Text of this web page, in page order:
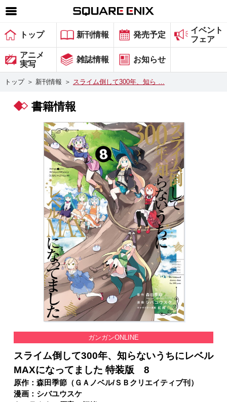
SQUARE ENIX 公式サイトメニュー
ゲーム
マガジン＆ブックス
グッズ
会社情報 採用情報
スクウェア・エニックス サイト内検索
トップ 新刊情報 発売予定
イベント
フェア
アニメ
実写
雑誌情報 お知らせ
トップ ＞ 新刊情報 ＞ スライム倒して300年、知ら …
書籍情報
ガンガンONLINE
スライム倒して300年、知らないうちにレベル
MAXになってました 特装版 8
原作：森田季節（ＧＡノベル/ＳＢクリエイティブ刊）
漫画：シバユウスケ